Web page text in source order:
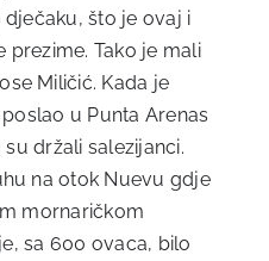
što je ovaj i
prezime. Tako je mali
Miličić. Kada je
u Punta Arenas
držali salezijanci.
na otok Nuevu gdje
mornaričkom
sa 600 ovaca, bilo